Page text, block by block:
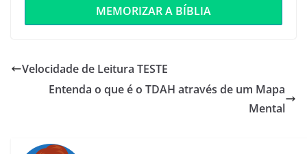
MEMORIZAR A BÍBLIA
Velocidade de Leitura TESTE
Entenda o que é o TDAH através de um Mapa
Mental